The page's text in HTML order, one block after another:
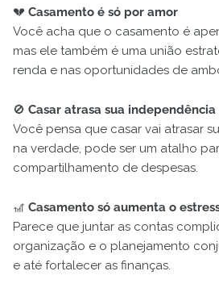
💔 Casamento é só por amor
Você acha que o casamento é
mas ele também é uma união
renda e nas oportunidades de
🚫 Casar atrasa sua
Você pensa que casar vai atrasar
na verdade, pode ser um atalho
compartilhamento de despesas.
🎢 Casamento só aumenta o
Parece que juntar as contas
organização e o planejamento
e até fortalecer as finanças.